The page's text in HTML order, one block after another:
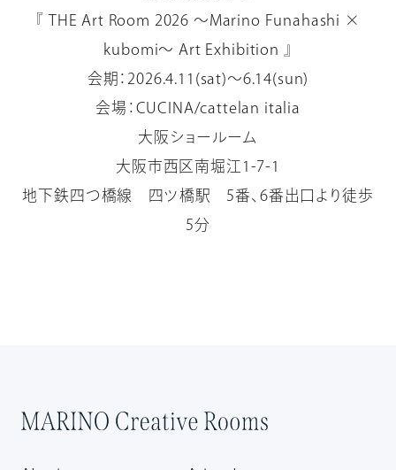
『 THE Art Room 2026 〜Marino Funahashi ×
kubomi〜 Art Exhibition 』
会期：2026.4.11(sat)～6.14(sun)
会場：CUCINA/cattelan italia
大阪ショールーム
大阪市西区南堀江1-7-1
地下鉄四つ橋線 四ツ橋駅 5番、6番出口より徒歩
5分